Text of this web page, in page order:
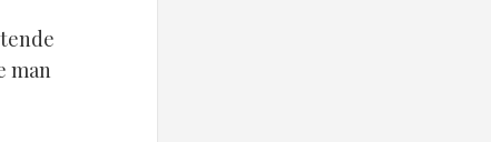
man